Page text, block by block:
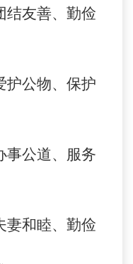
结友善、勤俭
护公物、保护
事公道、服务
妻和睦、勤俭